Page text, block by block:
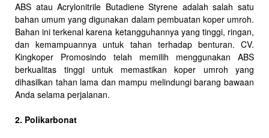
ABS atau Acrylonitrile Butadiene Styrene adalah salah satu
bahan umum yang digunakan dalam pembuatan koper umroh.
Bahan ini terkenal karena ketangguhannya yang tinggi, ringan,
dan kemampuannya untuk tahan terhadap benturan. CV.
Kingkoper Promosindo telah memilih menggunakan ABS
berkualitas tinggi untuk memastikan koper umroh yang
dihasilkan tahan lama dan mampu melindungi barang bawaan
Anda selama perjalanan.
2. Polikarbonat